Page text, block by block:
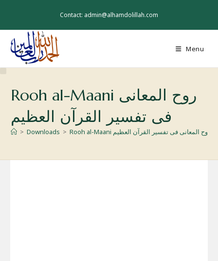
Contact: admin@alhamdolillah.com
Menu
Rooh al-Maani روح المعانی
فی تفسیر القرآن العظیم
> Downloads > Rooh al-Maani روح المعانی فی تفسیر القرآن العظیم